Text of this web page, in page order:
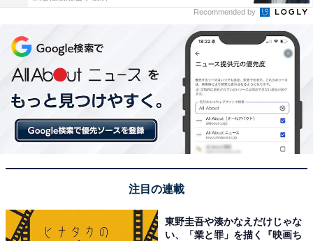
「日本海を望む開放的なロケーションが魅力。なま
はげ文化と合わせて観光も楽しめる」（50代男性／
青森県）
「海に近い自然豊かな温泉地で、景色を楽しみなが
らゆっくり温泉に入り、日頃の疲れを癒したいと思
ったからです」（10代男性／埼玉県）
「男鹿の音楽フェスに行った際に近くを通った。フ
ェスいった後に温泉もすごいあこがれる」（20代男
Recommended by
注目の連載
東野圭吾や湊かなえだけじゃな
い、「業と罪」を描く『映画ち